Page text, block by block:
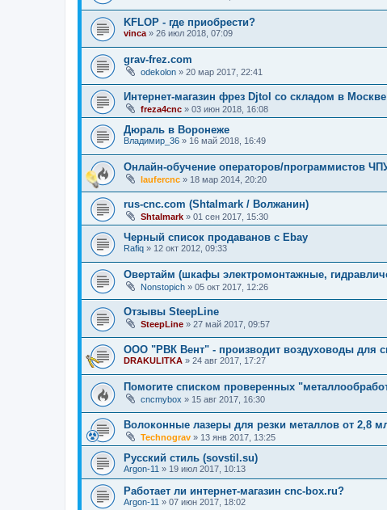
KFLOP - где приобрести?
vinca » 26 июл 2018, 07:09
grav-frez.com
odekolon » 20 мар 2017, 22:41
Интернет-магазин фрез Djtol со складом в Москве
freza4cnc » 03 июн 2018, 16:08
Дюраль в Воронеже
Владимир_36 » 16 май 2018, 16:49
Онлайн-обучение операторов/программистов
laufercnc » 18 мар 2014, 20:20
rus-cnc.com (Shtalmark / Волжанин)
Shtalmark » 01 сен 2017, 15:30
Черный список продаванов c Ebay
Rafiq » 12 окт 2012, 09:33
Овертайм (шкафы электромонтажные,
Nonstopich » 05 окт 2017, 12:26
Отзывы SteepLine
SteepLine » 27 май 2017, 09:57
ООО "РВК Вент" - производит воздуховоды для
DRAKULITKA » 24 авг 2017, 17:27
Помогите списком проверенных
cncmybox » 15 авг 2017, 16:30
Волоконные лазеры для резки металлов от 2,8
Technograv » 13 янв 2017, 13:25
Русский стиль (sovstil.su)
Argon-11 » 19 июл 2017, 10:13
Работает ли интернет-магазин cnc-box.ru?
Argon-11 » 07 июн 2017, 18:02